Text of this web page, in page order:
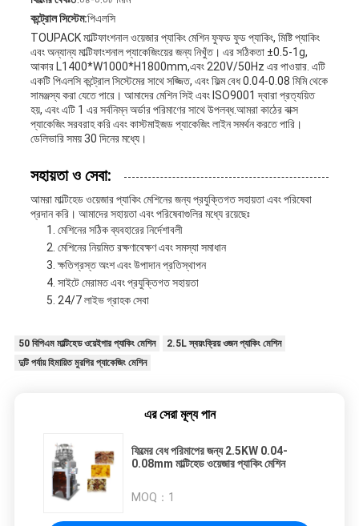
কন্ট্রোল সিস্টেম:পিএলসি
TOUPACK মাল্টিফাংশনাল ওয়েজার প্যাকিং মেশিন ফুফড ফুড প্যাকিং, মিষ্টি প্যাকিং
এবং অন্যান্য মাল্টিফাংশনাল প্যাকেজিংয়ের জন্য নিখুঁত। এর সঠিকতা ±0.5-1g,
আকার L1400*W1000*H1800mm,এবং 220V/50Hz এর পাওয়ার. এটি
একটি পিএলসি কন্ট্রোল সিস্টেমের সাথে সজ্জিত, এবং ফিল্ম বেধ 0.04-0.08 মিমি থেকে
সামঞ্জস্য করা যেতে পারে। আমাদের মেশিন সিই এবং ISO9001 দ্বারা প্রত্যয়িত
হয়, এবং এটি 1 এর সর্বনিম্ন অর্ডার পরিমাণের সাথে উপলব্ধ.আমরা কাঠের বাক্স
প্যাকেজিং সরবরাহ করি এবং কাস্টমাইজড প্যাকেজিং লাইন সমর্থন করতে পারি।
ডেলিভারি সময় 30 দিনের মধ্যে।
সহায়তা ও সেবা:
আমরা মাল্টিহেড ওয়েজার প্যাকিং মেশিনের জন্য প্রযুক্তিগত সহায়তা এবং পরিষেবা
প্রদান করি। আমাদের সহায়তা এবং পরিষেবাগুলির মধ্যে রয়েছেঃ
মেশিনের সঠিক ব্যবহারের নির্দেশাবলী
মেশিনের নিয়মিত রক্ষণাবেক্ষণ এবং সমস্যা সমাধান
ক্ষতিগ্রস্ত অংশ এবং উপাদান প্রতিস্থাপন
সাইটে মেরামত এবং প্রযুক্তিগত সহায়তা
24/7 লাইভ গ্রাহক সেবা
50 বিপিএম মাল্টিহেড ওয়েইগার প্যাকিং মেশিন
2.5L স্বয়ংক্রিয় ওজন প্যাকিং মেশিন
দুটি পর্যায় হিমায়িত মুরগির প্যাকেজিং মেশিন
এর সেরা মূল্য পান
ফিল্মের বেধ পরিমাপের জন্য 2.5KW 0.04-
0.08mm মাল্টিহেড ওয়েজার প্যাকিং মেশিন
MOQ： 1